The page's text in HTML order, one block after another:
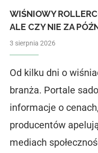
WIŚNIOWY
ALE CZY NIE ZA
3 sierpnia 2026
Od kilku dni o
branża. Portale
informacje o
producentów
mediach